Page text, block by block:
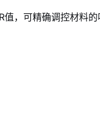
，可精确调控材料